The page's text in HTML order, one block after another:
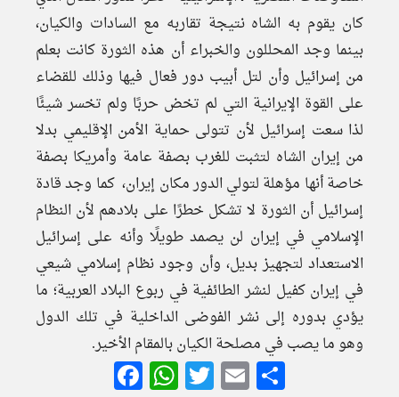
كان يقوم به الشاه نتيجة تقاربه مع السادات والكيان،
بينما وجد المحللون والخبراء أن هذه الثورة كانت بعلم
من إسرائيل وأن لتل أبيب دور فعال فيها وذلك للقضاء
على القوة الإيرانية التي لم تخض حربًا ولم تخسر شيئًا
لذا سعت إسرائيل لأن تتولى حماية الأمن الإقليمي بدلا
من إيران الشاه لتثبت للغرب بصفة عامة وأمريكا بصفة
خاصة أنها مؤهلة لتولي الدور مكان إيران، كما وجد قادة
إسرائيل أن الثورة لا تشكل خطرًا على بلادهم لأن النظام
الإسلامي في إيران لن يصمد طويلًا وأنه على إسرائيل
الاستعداد لتجهيز بديل، وأن وجود نظام إسلامي شيعي
في إيران كفيل لنشر الطائفية في ربوع البلاد العربية؛ ما
يؤدي بدوره إلى نشر الفوضى الداخلية في تلك الدول
وهو ما يصب في مصلحة الكيان بالمقام الأخير.
FacebookWhatsAppTwitter Email Share